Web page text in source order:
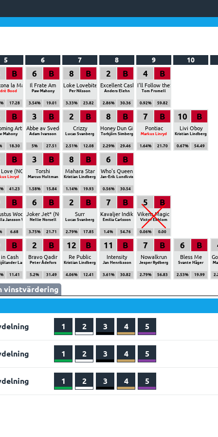
5 6 7 8 9 10
17.28
la Ma
Bood
B 6
3.54% 19.01
Il Frate Am
Paw Mahony
B 8
3.33% 23.82
Loke Lovebite
Per Nilsson
B 2
2.86% 30.36
Excellent Cash
Anders Elehn
B 4
0.92% 59.82
I'll Follow theSun* (NO)
Tom Fromell
B
18.30
Artist
Mahony
B 3
5% 27.51
Abbe av Sveden
Adam Ivarsson
B 2
2.51% 12.08
Crizzy
Lucas Svanberg
B 8
2.29% 29.46
Honey Dun Girl
Torbjörn Simberg
B 7
1.64% 21.70
Pontiac
Markus Linryd
B 10
0.67% 54.49
Livi Oboy
Kristian Lindberg
B
41.23
Love (NO)
Linryd
B 3
1.58% 15.84
Torshi
Marcus Hultman
B 8
1.14% 19.93
Mahara Star
Kristian Lindberg
B 6
0.56% 30.54
Who's Queen
Jan-Erik Lundkvist
B
6.68
Woodland
Jansson Wiklund
B 6
3.75% 21.71
Joker Jet* (NO)
Nellie Norsell
B 2
2.79% 17.85
Surr
Lucas Svanberg
B 7
1.4% 54.76
Kavaljer Indika
Emilia Carlsson
B 5
0.06% 0.00
Vikens Magic Dream
Victor Ekblom
B
11.41
Cash
Larsson
B 2
5.2% 31.49
Bravo Qadir
Peter Ådefors
B 12
4.06% 12.41
Re Public
Kristian Lindberg
B 11
3.61% 30.82
Intensity
Jan Henriksson
B 7
2.79% 56.83
Nowalkrun
Jesper Rydberg
B 6
2.53% 19.99
Bless Me
Svante Häger
B
vinstvärdering
1 2 3 4 5
1 2 3 4 5
1 2 3 4 5